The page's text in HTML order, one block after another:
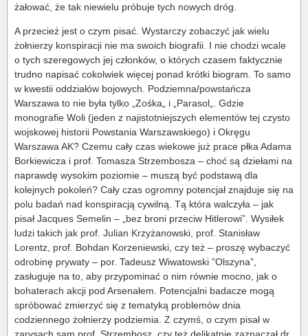
żałować, że tak niewielu próbuje tych nowych dróg.
A przecież jest o czym pisać. Wystarczy zobaczyć jak wielu
żołnierzy konspiracji nie ma swoich biografii. I nie chodzi wcale
o tych szeregowych jej członków, o których czasem faktycznie
trudno napisać cokolwiek więcej ponad krótki biogram. To samo
w kwestii oddziałów bojowych. Podziemna/powstańcza
Warszawa to nie była tylko „Zośka„ i „Parasol„. Gdzie
monografie Woli (jeden z najistotniejszych elementów tej czysto
wojskowej historii Powstania Warszawskiego) i Okręgu
Warszawa AK? Czemu cały czas wiekowe już prace płka Adama
Borkiewicza i prof. Tomasza Strzembosza – choć są dziełami na
naprawdę wysokim poziomie – muszą być podstawą dla
kolejnych pokoleń? Cały czas ogromny potencjał znajduje się na
polu badań nad konspiracją cywilną. Tą która walczyła – jak
pisał Jacques Semelin – „bez broni przeciw Hitlerowi”. Wysiłek
ludzi takich jak prof. Julian Krzyżanowski, prof. Stanisław
Lorentz, prof. Bohdan Korzeniewski, czy też – proszę wybaczyć
odrobinę prywaty – por. Tadeusz Wiwatowski ”Olszyna”,
zasługuje na to, aby przypominać o nim równie mocno, jak o
bohaterach akcji pod Arsenałem. Potencjalni badacze mogą
spróbować zmierzyć się z tematyką problemów dnia
codziennego żołnierzy podziemia. Z czymś, o czym pisał w